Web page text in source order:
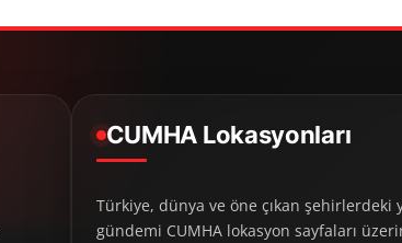
CUMHA Lokasyonları
Türkiye, dünya ve öne çıkan şehirlerdeki
gündemi CUMHA lokasyon sayfaları